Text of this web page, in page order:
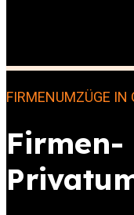
FIRMENUMZÜGE IN
Firmen-